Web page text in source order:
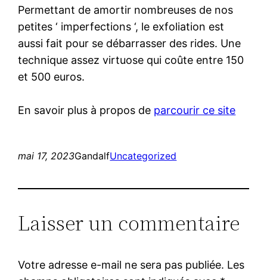
Permettant de amortir nombreuses de nos
petites ‘ imperfections ‘, le exfoliation est
aussi fait pour se débarrasser des rides. Une
technique assez virtuose qui coûte entre 150
et 500 euros.
En savoir plus à propos de parcourir ce site
mai 17, 2023GandalfUncategorized
Laisser un commentaire
Votre adresse e-mail ne sera pas publiée. Les